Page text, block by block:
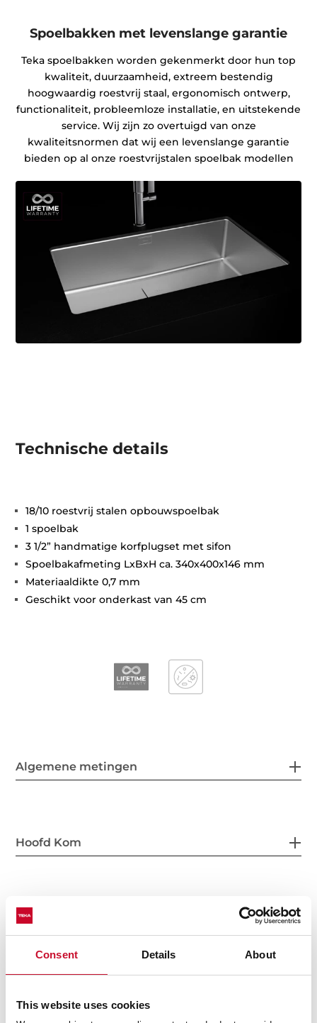
Consent Details About
This website uses cookies
Spoelbakken met levenslange garantie
Teka spoelbakken worden gekenmerkt door hun top
kwaliteit, duurzaamheid, extreem bestendig
hoogwaardig roestvrij staal, ergonomisch ontwerp,
functionaliteit, probleemloze installatie, en uitstekende
service. Wij zijn zo overtuigd van onze
kwaliteitsnormen dat wij een levenslange garantie
bieden op al onze roestvrijstalen spoelbak modellen
Technische details
18/10 roestvrij stalen opbouwspoelbak
1 spoelbak
3 1/2” handmatige korfplugset met sifon
Spoelbakafmeting LxBxH ca. 340x400x146 mm
Materiaaldikte 0,7 mm
Geschikt voor onderkast van 45 cm
Algemene metingen
Hoofd Kom
Andere functies